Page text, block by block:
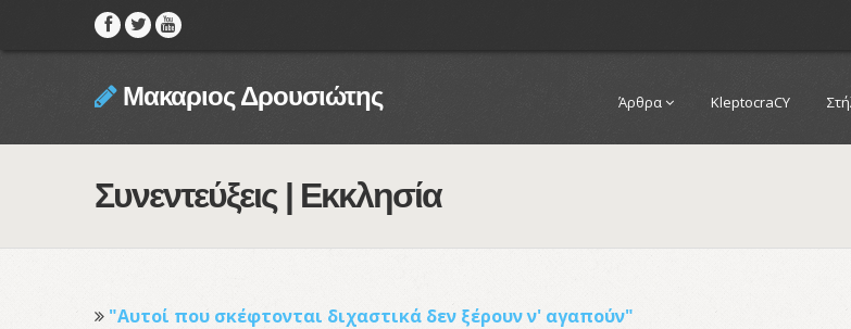
Μακαριος Δρουσιώτης Άρθρα KleptocraCY
Συνεντεύξεις | Εκκλησία
"Αυτοί που σκέφτονται διχαστικά δεν ξέρουν ν' αγαπούν"